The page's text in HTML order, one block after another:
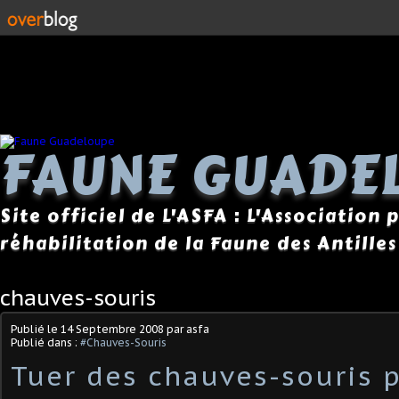
FAUNE
Site officiel de L'ASFA : L'Association
réhabilitation de la Faune des Antilles
chauves-souris
Publié le 14 Septembre 2008 par asfa
Publié dans : #Chauves-Souris
Tuer des chauves-souris